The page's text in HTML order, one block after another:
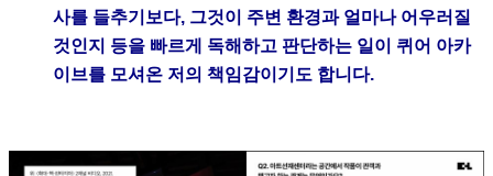
사를 들추기보다, 그것이 주변 환경과 얼마나 어우러질
것인지 등을 빠르게 독해하고 판단하는 일이 퀴어 아카
이브를 모셔온 저의 책임감이기도 합니다.